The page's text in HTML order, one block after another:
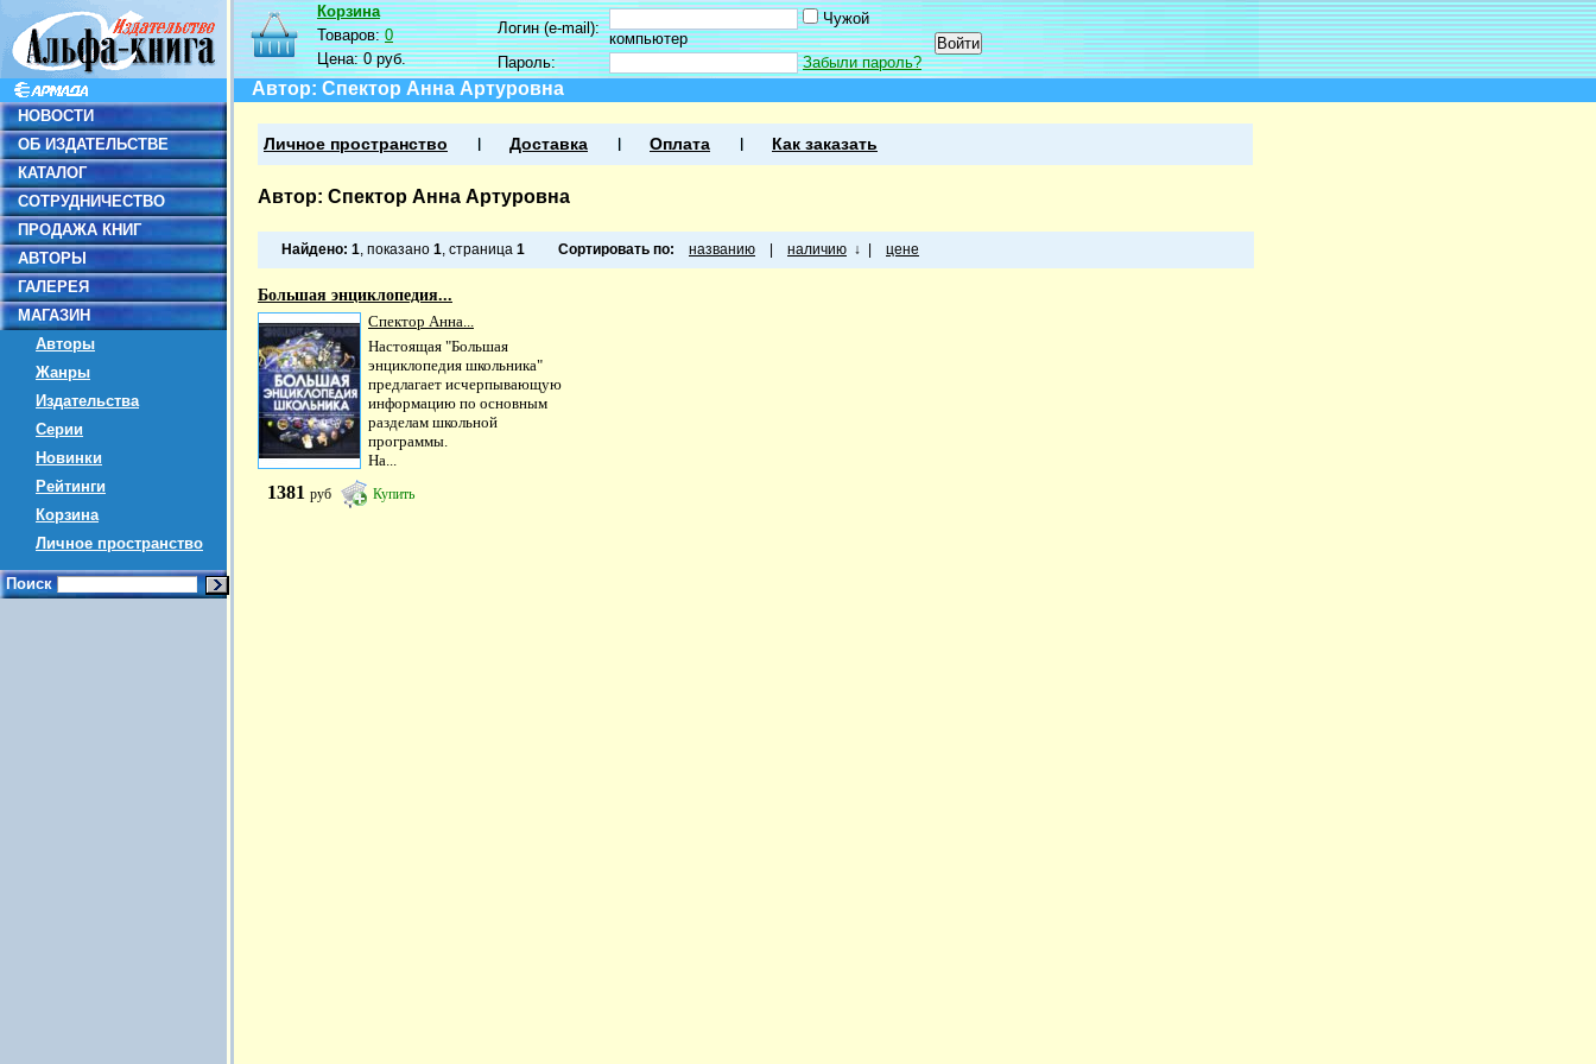
НОВОСТИ
ОБ ИЗДАТЕЛЬСТВЕ
КАТАЛОГ
СОТРУДНИЧЕСТВО
ПРОДАЖА КНИГ
АВТОРЫ
ГАЛЕРЕЯ
МАГАЗИН
Авторы
Жанры
Издательства
Серии
Новинки
Рейтинги
Корзина
Личное пространство
Поиск
Корзина
Товаров:0
Цена:0 руб.
Логин (e-mail):
Чужой
компьютер
Пароль:
Забыли пароль?
Автор: Спектор Анна Артуровна
Личное пространство Доставка Оплата Как заказать
Автор: Спектор Анна Артуровна
Найдено: 1, показано 1, страница 1 Сортировать по: названию наличию ↓ цене
Большая энциклопедия...
Спектор Анна...
Настоящая "Большая
энциклопедия школьника"
предлагает исчерпывающую
информацию по основным
разделам школьной
программы.
На...
1381 руб Купить